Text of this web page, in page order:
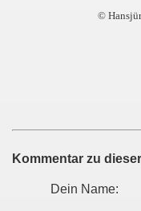
©
Kommentar zu
Dein Name: